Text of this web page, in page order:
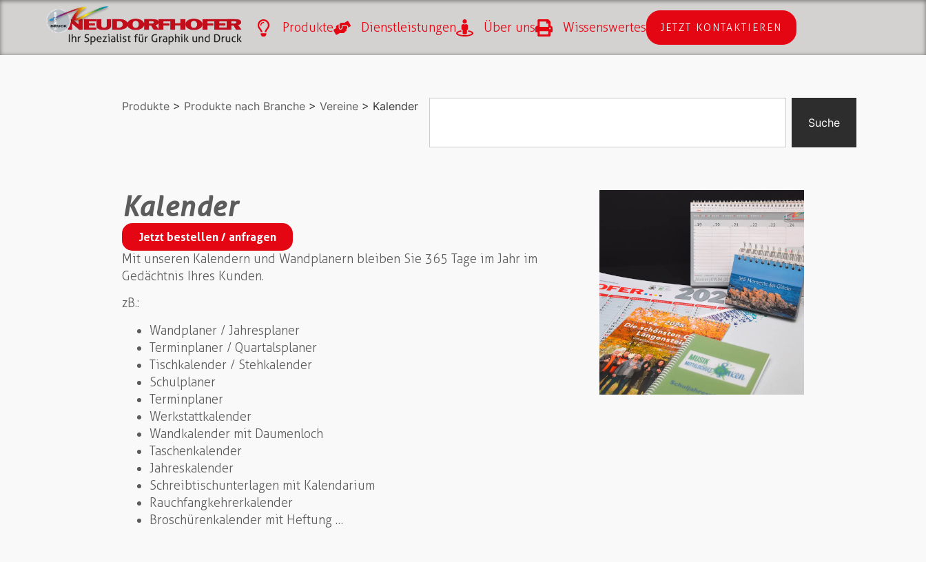
Produkte Dienstleistungen Über uns Wissenswertes JETZT KONTAKTIEREN
Produkte > Produkte nach Branche >Vereine > Kalender
Suche
Kalender
Jetzt bestellen / anfragen
Mit unseren Kalendern und Wandplanern bleiben Sie 365 Tage im Jahr im
Gedächtnis Ihres Kunden.
zB.:
Wandplaner / Jahresplaner
Terminplaner / Quartalsplaner
Tischkalender / Stehkalender
Schulplaner
Terminplaner
Werkstattkalender
Wandkalender mit Daumenloch
Taschenkalender
Jahreskalender
Schreibtischunterlagen mit Kalendarium
Rauchfangkehrerkalender
Broschürenkalender mit Heftung …